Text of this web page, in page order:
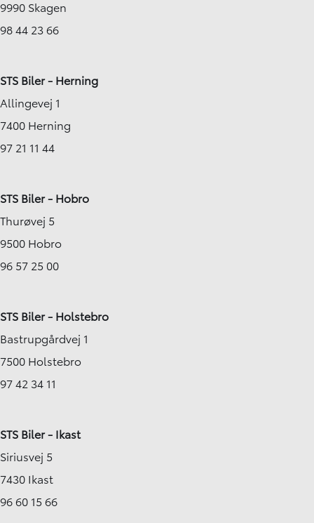
9990 Skagen
98 44 23 66
STS Biler - Herning
Allingevej 1
7400 Herning
97 21 11 44
STS Biler - Hobro
Thurøvej 5
9500 Hobro
96 57 25 00
STS Biler - Holstebro
Bastrupgårdvej 1
7500 Holstebro
97 42 34 11
STS Biler - Ikast
Siriusvej 5
7430 Ikast
96 60 15 66